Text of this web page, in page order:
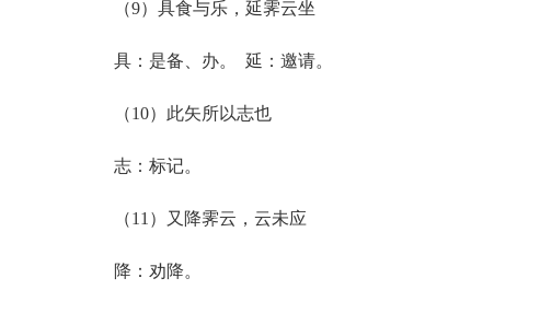
（9）具食与乐，延霁云坐
具：是备、办。 延：邀请。
（10）此矢所以志也
志：标记。
（11）又降霁云，云未应
降：劝降。